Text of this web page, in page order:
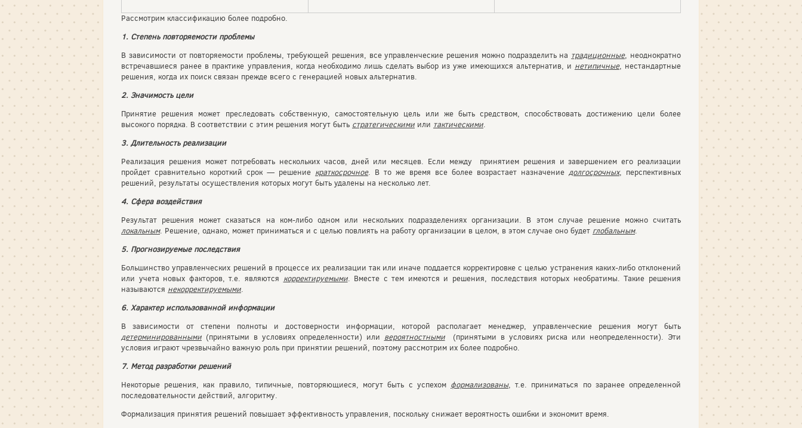
Рассмотрим классификацию более подробно.
1. Степень повторяемости проблемы
В зависимости от по­вторяемости проблемы, требующей решения, все управленче­ские решения можно подразделить на традиционные, неодно­кратно
встречавшиеся ранее в практике управления, когда необ­ходимо лишь сделать выбор из уже имеющихся альтернатив, и нетипичные, нестандартные
решения, когда их поиск связан прежде всего с генерацией новых альтернатив.
2. Значимость цели
Принятие решения может преследовать собственную, самостоятельную цель или же быть средством, способствовать достижению цели более
высокого порядка. В соответствии с этим решения могут быть стратегическими или тактическими.
3. Длительность реализации
Реализация решения может потребовать нескольких часов, дней или месяцев. Если между принятием решения и завершением его реализации
пройдет сравнительно короткий срок — решение краткосрочное. В то же время все более возрастает назначение долгосрочных, перспективных
решений, результаты осуществления которых могут быть удалены на несколько лет.
4. Сфера воздействия
Результат решения может сказаться на ком-либо одном или нескольких подразделениях организации. В этом случае решение можно считать
локальным. Решение, однако, может приниматься и с целью повлиять на работу организации в целом, в этом случае оно будет глобальным.
5. Прогнозируемые последствия
Большинство управленческих решений в процессе их реализации так или иначе поддается корректировке с целью устранения каких-либо отклонений
или учета новых факторов, т.е. являются корректируемыми. Вместе с тем имеются и решения, последствия которых необратимы. Такие решения
называются некорректируемыми.
6. Характер использованной информации
В зависимости от степени полноты и достоверности информации, которой располагает менеджер, управленческие решения могут быть
детерминированными (принятыми в условиях определенности) или вероятностными(принятыми в условиях риска или неопределенности). Эти
условия играют чрезвычайно важную роль при принятии решений, поэтому рассмотрим их более подробно.
7. Метод разработки решений
Некоторые решения, как правило, типичные, повторяющиеся, могут быть с успехом формализованы, т.е. приниматься по заранее определенной
последовательности действий, алгоритму.
Формализация принятия решений повышает эффективность управления, поскольку снижает вероятность ошибки и экономит время.